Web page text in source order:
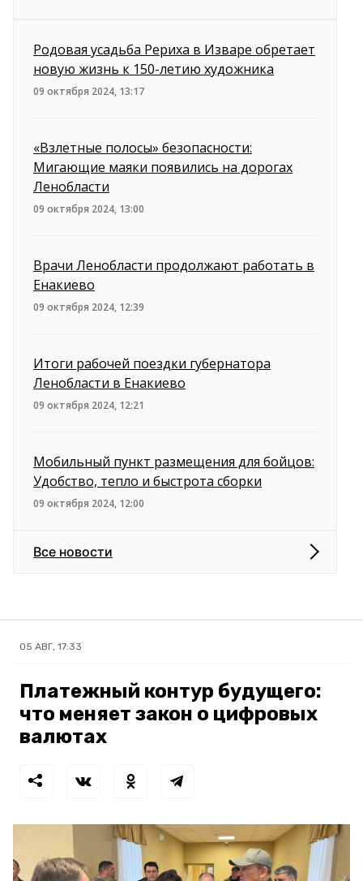
Родовая усадьба Рериха в Изваре обретает
новую жизнь к 150-летию художника
09 октября 2024, 13:17
«Взлетные полосы» безопасности:
Мигающие маяки появились на дорогах
Ленобласти
09 октября 2024, 13:00
Врачи Ленобласти продолжают работать в
Енакиево
09 октября 2024, 12:39
Итоги рабочей поездки губернатора
Ленобласти в Енакиево
09 октября 2024, 12:21
Мобильный пункт размещения для бойцов:
Удобство, тепло и быстрота сборки
09 октября 2024, 12:00
Все новости
05 АВГ, 17:33
Платежный контур будущего:
что меняет закон о цифровых
валютах